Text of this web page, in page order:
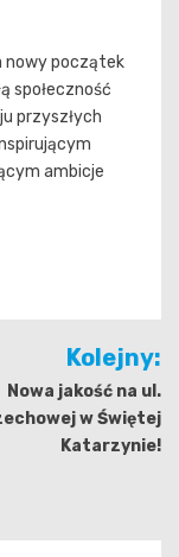
nowy początek
społeczność
przyszłych
ambicje
Kolejny:
Nowa jakość na ul.
w Świętej
Katarzynie!